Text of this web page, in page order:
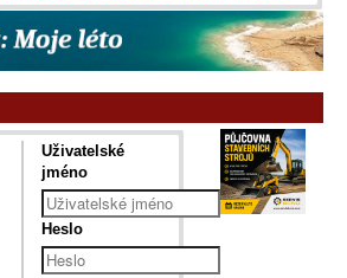
Uživatelské
jméno
Heslo